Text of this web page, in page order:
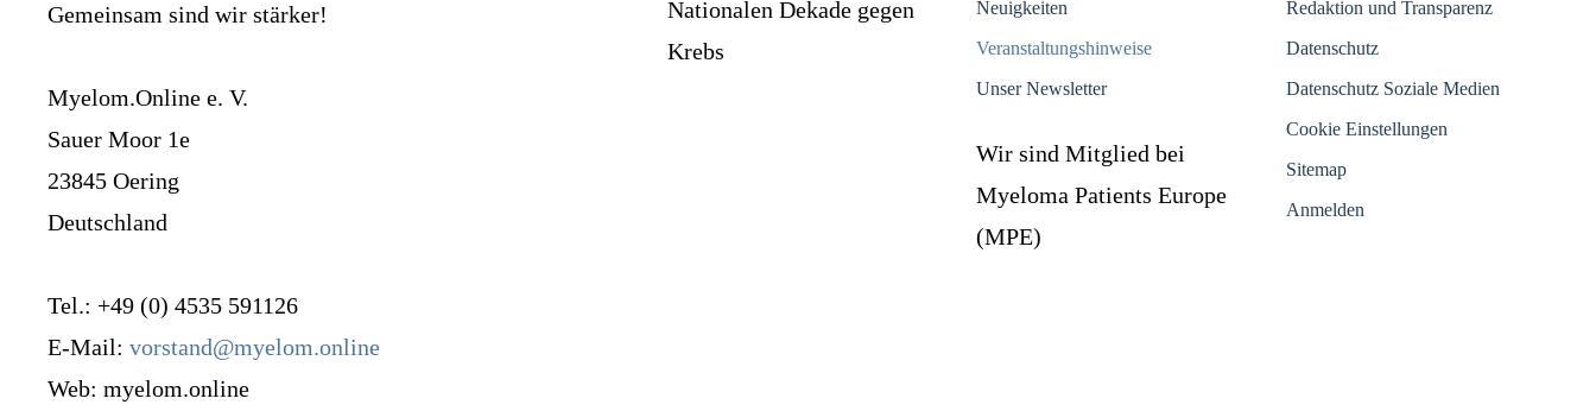
Gemeinsam sind wir stärker!
Myelom.Online e. V.
Sauer Moor 1e
23845 Oering
Deutschland
Tel.: +49 (0) 4535 591126
E-Mail: vorstand@myelom.online
Web: myelom.online
Nationalen Dekade gegen
Krebs
Neuigkeiten
Veranstaltungshinweise
Unser Newsletter
Wir sind Mitglied bei
Myeloma Patients Europe
(MPE)
Redaktion und Transparenz
Datenschutz
Datenschutz Soziale Medien
Cookie Einstellungen
Sitemap
Anmelden